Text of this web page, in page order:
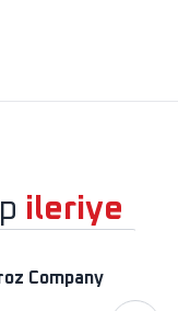
ileriye
Company